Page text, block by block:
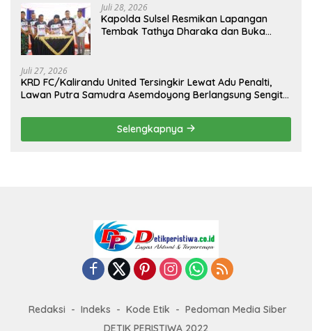
Juli 28, 2026
Kapolda Sulsel Resmikan Lapangan
Tembak Tathya Dharaka dan Buka
Juli 27, 2026
KRD FC/Kalirandu United Tersingkir Lewat Adu Penalti,
Lawan Putra Samudra Asemdoyong Berlangsung Sengit
Selengkapnya
Redaksi Indeks Kode Etik
Pedoman Media Siber
DETIK PERISTIWA 2022